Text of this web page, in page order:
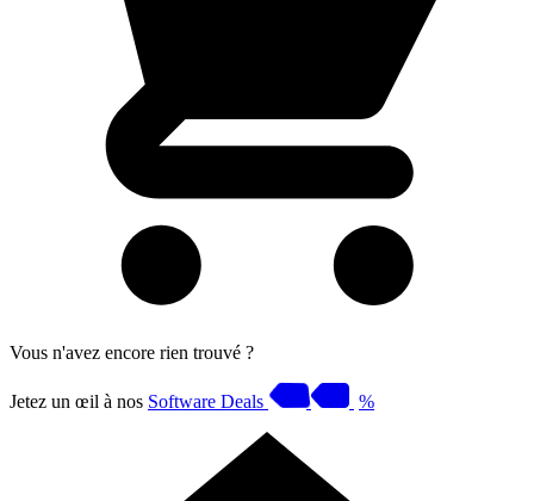
Vous n'avez encore rien trouvé ?
Jetez un œil à nos Software Deals %